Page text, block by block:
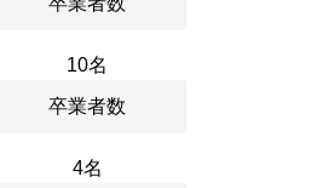
10名
卒業者数
4名